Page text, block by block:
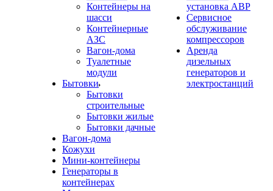
Контейнеры на
шасси
Контейнерные
АЗС
Вагон-дома
Туалетные
модули
Бытовки
Бытовки
строительные
Бытовки жилые
Бытовки дачные
Вагон-дома
Кожухи
Мини-контейнеры
Генераторы в
контейнерах
установка АВР
Сервисное
обслуживание
компрессоров
Аренда
дизельных
генераторов и
электростанций